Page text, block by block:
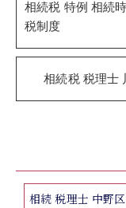
相続税 特例 相続
税制度
相続税 税理士
相続 税理士 中野区